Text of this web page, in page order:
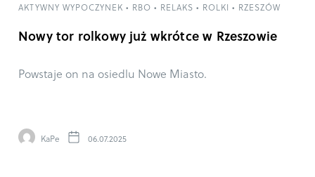
AKTYWNY WYPOCZYNEK • RBO • RELAKS • ROLKI • RZESZÓW
Nowy tor rolkowy już wkrótce w Rzeszowie
Powstaje on na osiedlu Nowe Miasto.
KaPe 06.07.2025